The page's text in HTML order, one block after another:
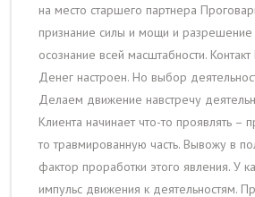
на место старшего партнера
признание силы и мощи и
осознание всей масштабности.
Денег настроен. Но выбор
Делаем движение навстречу
Клиента начинает что-то проявлять –
то травмированную часть. Вывожу в
фактор проработки этого явления. У
импульс движения к деятельностям.